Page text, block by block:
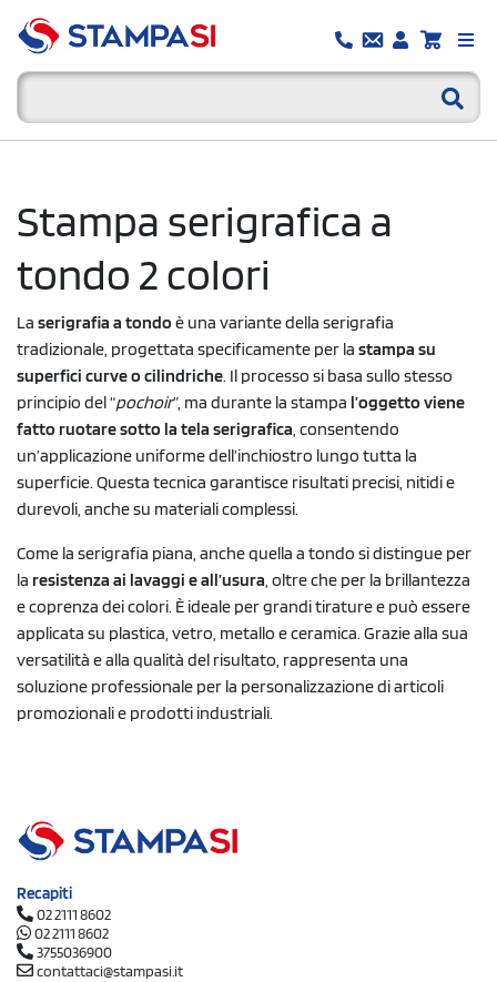
Stampa serigrafica a
tondo 2 colori
La serigrafia a tondo è una variante della serigrafia
tradizionale, progettata specificamente per la stampa su
superfici curve o cilindriche. Il processo si basa sullo stesso
principio del “pochoir”, ma durante la stampa l’oggetto viene
fatto ruotare sotto la tela serigrafica , consentendo
un’applicazione uniforme dell’inchiostro lungo tutta la
superficie. Questa tecnica garantisce risultati precisi, nitidi e
durevoli, anche su materiali complessi.
Come la serigrafia piana, anche quella a tondo si distingue per
la resistenza ai lavaggi e all’usura , oltre che per la brillantezza
e coprenza dei colori. È ideale per grandi tirature e può essere
applicata su plastica, vetro, metallo e ceramica. Grazie alla sua
versatilità e alla qualità del risultato, rappresenta una
soluzione professionale per la personalizzazione di articoli
promozionali e prodotti industriali.
Recapiti
02 2111 8602
02 2111 8602
3755036900
contattaci@stampasi.it